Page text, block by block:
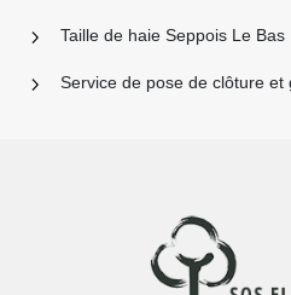
Taille de haie Seppois Le Bas
Service de pose de clôture